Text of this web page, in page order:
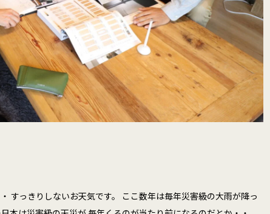
すっきりしないお天気です。 ここ数年は毎年災害級の大雨が降っ